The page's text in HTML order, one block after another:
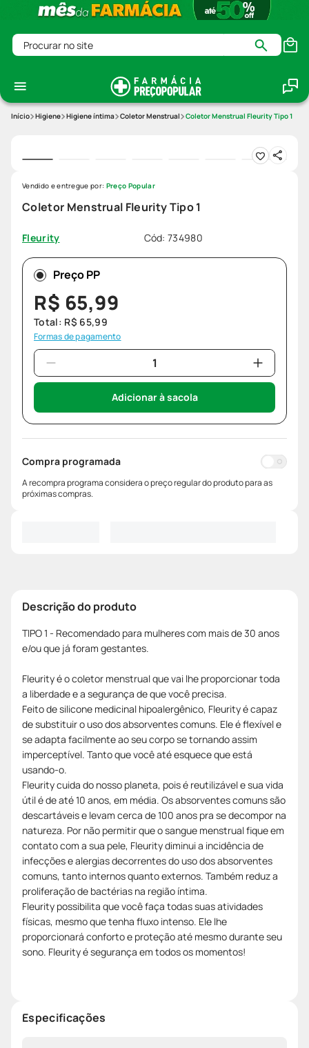
Procurar no site
Higiene Higiene íntima Coletor Menstrual Coletor Menstrual Fleurity Tipo 1
Coletor Menstrual Fleurity Tipo 1
Fleurity Cód:734980
Vendido e entregue por: Preço Popular
Preço PP
R$ 65,99
Total: R$ 65,99
Formas de pagamento
Adicionar à sacola
Compra programada
A recompra programa considera o preço regular do produto para as
próximas compras.
Descrição do produto
TIPO 1 - Recomendado para mulheres com mais de 30 anos
e/ou que já foram gestantes.
Fleurity é o coletor menstrual que vai lhe proporcionar toda
a liberdade e a segurança de que você precisa.
Feito de silicone medicinal hipoalergênico, Fleurity é capaz
de substituir o uso dos absorventes comuns. Ele é flexível e
se adapta facilmente ao seu corpo se tornando assim
imperceptível. Tanto que você até esquece que está
usando-o.
Fleurity cuida do nosso planeta, pois é reutilizável e sua vida
útil é de até 10 anos, em média. Os absorventes comuns são
descartáveis e levam cerca de 100 anos pra se decompor na
natureza. Por não permitir que o sangue menstrual fique em
contato com a sua pele, Fleurity diminui a incidência de
infecções e alergias decorrentes do uso dos absorventes
comuns, tanto internos quanto externos. Também reduz a
proliferação de bactérias na região íntima.
Fleurity possibilita que você faça todas suas atividades
físicas, mesmo que tenha fluxo intenso. Ele lhe
proporcionará conforto e proteção até mesmo durante seu
sono. Fleurity é segurança em todos os momentos!
Especificações